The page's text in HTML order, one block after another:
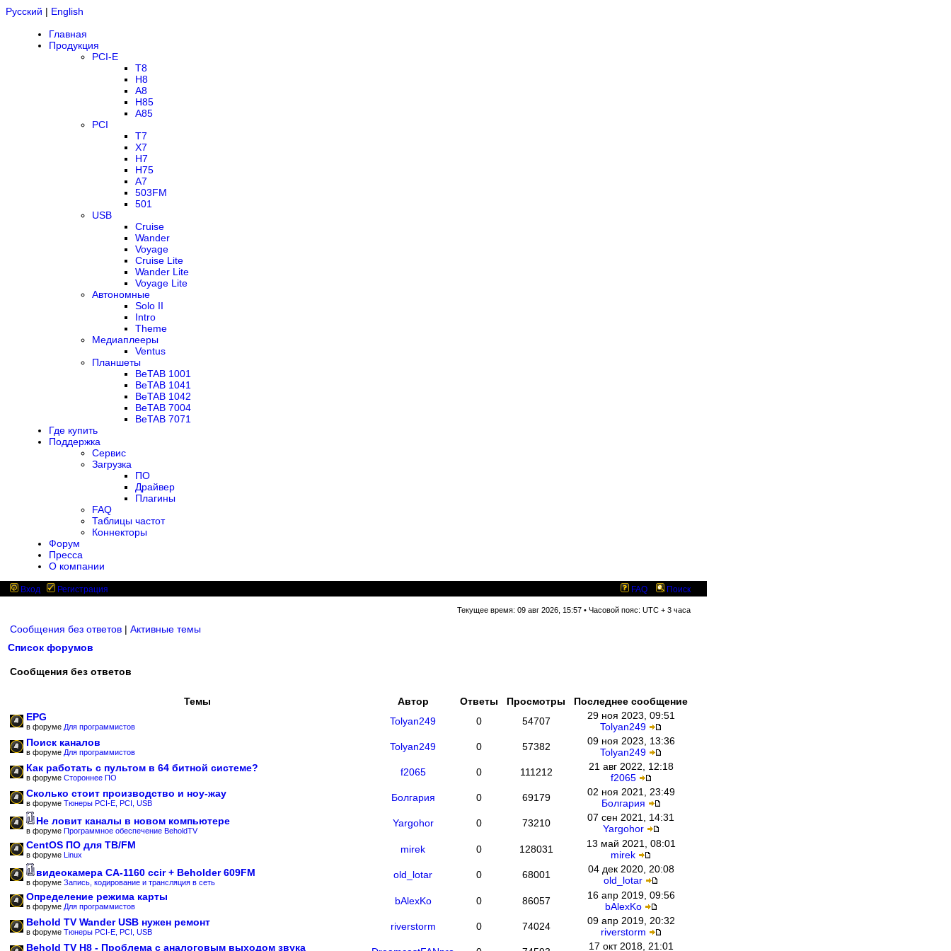
Русский | English
Главная
Продукция
PCI-E
T8
H8
A8
H85
A85
PCI
T7
X7
H7
H75
A7
503FM
501
USB
Cruise
Wander
Voyage
Cruise Lite
Wander Lite
Voyage Lite
Автономные
Solo II
Intro
Theme
Медиаплееры
Ventus
Планшеты
BeTAB 1001
BeTAB 1041
BeTAB 1042
BeTAB 7004
BeTAB 7071
Где купить
Поддержка
Сервис
Загрузка
ПО
Драйвер
Плагины
FAQ
Таблицы частот
Коннекторы
Форум
Пресса
О компании
Вход Регистрация FAQ Поиск
Текущее время: 09 авг 2026, 15:57 • Часовой пояс: UTC + 3 часа
Сообщения без ответов | Активные темы
Список форумов
Сообщения без ответов
Темы Автор Ответы Просмотры
Последнее сообщение
EPG
в форуме Для программистов Tolyan249 0 54707
29 ноя 2023, 09:51
Tolyan249
Поиск каналов
в форуме Для программистов Tolyan249 0 57382
09 ноя 2023, 13:36
Tolyan249
Как работать с пультом в 64 битной системе?
в форуме Стороннее ПО f2065 0 111212
21 авг 2022, 12:18
f2065
Сколько стоит производство и ноу-жау
в форуме Тюнеры PCI-E, PCI, USB Болгария 0 69179
02 ноя 2021, 23:49
Болгария
Не ловит каналы в новом компьютере
в форуме Программное обеспечение BeholdTV
Yargohor 0 73210
07 сен 2021, 14:31
Yargohor
CentOS ПО для ТВ/FM
в форуме Linux mirek 0 128031
13 май 2021, 08:01
mirek
видеокамера CA-1160 ccir + Beholder 609FM
в форуме Запись, кодирование и трансляция в сеть
old_lotar 0 68001
04 дек 2020, 20:08
old_lotar
Определение режима карты
в форуме Для программистов bAlexKo 0 86057
16 апр 2019, 09:56
bAlexKo
Behold TV Wander USB нужен ремонт
в форуме Тюнеры PCI-E, PCI, USB riverstorm 0 74024
09 апр 2019, 20:32
riverstorm
Behold TV H8 - Проблема с аналоговым выходом звука
17 окт 2018, 21:01